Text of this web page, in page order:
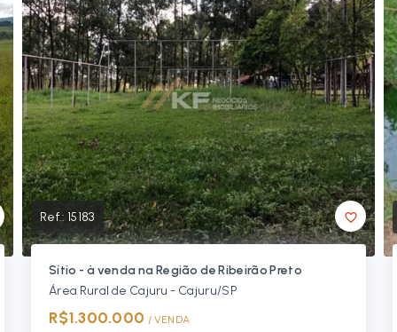
Ref.: 15183
Sítio - à venda na Região de Ribeirão Preto
Área Rural de Cajuru - Cajuru/SP
R$1.300.000 / VENDA